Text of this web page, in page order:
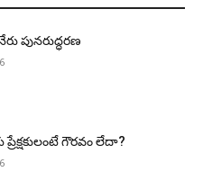
పున‌రుద్ధ‌ర‌ణ
ప్రేక్ష‌కులంటే గౌర‌వం లేదా?